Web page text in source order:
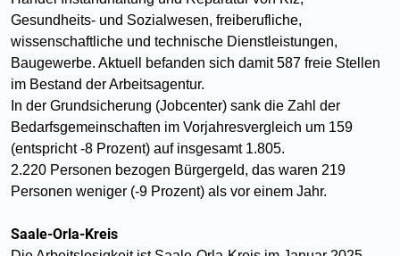
Gesundheits- und Sozialwesen, freiberufliche,
wissenschaftliche und technische Dienstleistungen,
Baugewerbe. Aktuell befanden sich damit 587 freie Stellen
im Bestand der Arbeitsagentur.
In der Grundsicherung (Jobcenter) sank die Zahl der
Bedarfsgemeinschaften im Vorjahresvergleich um 159
(entspricht -8 Prozent) auf insgesamt 1.805.
2.220 Personen bezogen Bürgergeld, das waren 219
Personen weniger (-9 Prozent) als vor einem Jahr.
Saale-Orla-Kreis